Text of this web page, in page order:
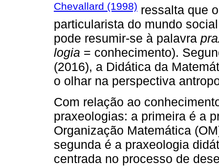
Chevallard (1998) ressalta que
particularista do mundo
pode resumir-se à palavra
logia = conhecimento).
(2016), a Didática da
o olhar na perspectiva
Com relação ao
praxeologias: a primeira é a
Organização Matemática
segunda é a praxeologia
centrada no processo de